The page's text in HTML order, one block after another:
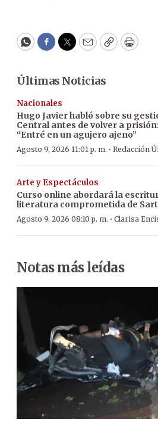
WhatsApp
Facebook
Twitter
EmailCopyPrint
Últimas Noticias
Nacionales
Hugo Javier habló sobre su
Central antes de volver a prisión:
“Entré en un agujero ajeno”
Agosto 9, 2026 11:01 p. m. · Redacción
Arte y Espectáculos
Curso online abordará la
literatura comprometida de
Agosto 9, 2026 08:10 p. m. · Clarisa
Notas más leídas